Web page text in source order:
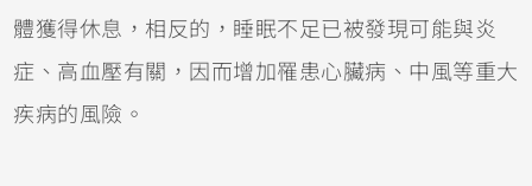
體獲得休息，相反的，睡眠不足已被發現可能與炎
症、高血壓有關，因而增加罹患心臟病、中風等重大
疾病的風險。